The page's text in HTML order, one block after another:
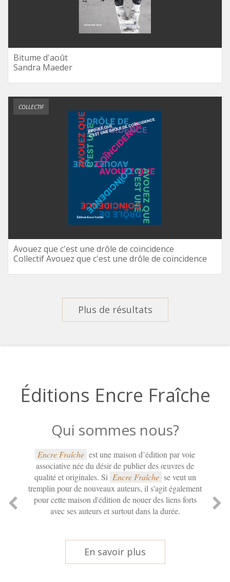
Bitume d'août
Sandra Maeder
COLLECTIF
Avouez que c'est une drôle de coïncidence
Collectif Avouez que c'est une drôle de coïncidence
Plus de résultats
Éditions Encre Fraîche
Qui sommes nous?
Encre Fraîche est une maison d’édition par voie
associative née du désir de publier des œuvres de
qualité et originales. Si Encre Fraîche se veut un
tremplin pour de nouveaux auteurs, il s'agit également
pour cette maison d'édition de nouer des liens forts
avec ses auteurs et surtout dans la durée.
En savoir plus